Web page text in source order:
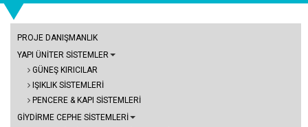
PROJE DANIŞMANLIK
YAPI ÜNİTER SİSTEMLER
GÜNEŞ KIRICILAR
IŞIKLIK SİSTEMLERİ
PENCERE & KAPI SİSTEMLERİ
GİYDİRME CEPHE SİSTEMLERİ